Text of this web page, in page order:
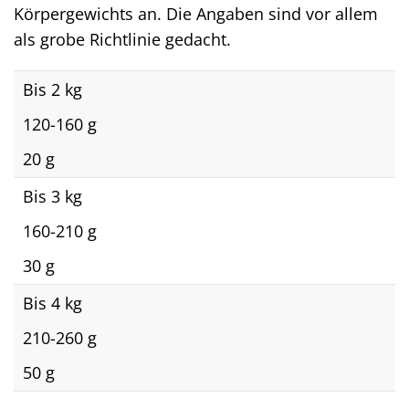
Körpergewichts an. Die Angaben sind vor allem
als grobe Richtlinie gedacht.
Bis 2 kg
120-160 g
20 g
Bis 3 kg
160-210 g
30 g
Bis 4 kg
210-260 g
50 g